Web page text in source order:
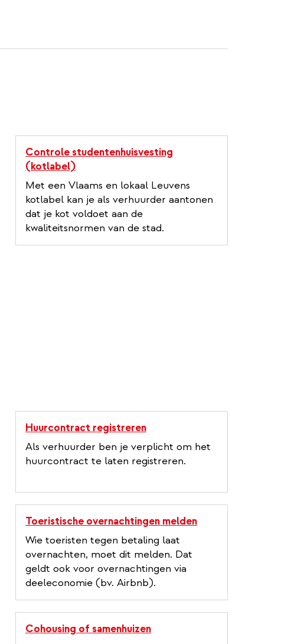
Controle studentenhuisvesting
(kotlabel)
Met een Vlaams en lokaal Leuvens
kotlabel kan je als verhuurder aantonen
dat je kot voldoet aan de
kwaliteitsnormen van de stad.
Huurcontract registreren
Als verhuurder ben je verplicht om het
huurcontract te laten registreren.
Toeristische overnachtingen melden
Wie toeristen tegen betaling laat
overnachten, moet dit melden. Dat
geldt ook voor overnachtingen via
deeleconomie (bv. Airbnb).
Cohousing of samenhuizen